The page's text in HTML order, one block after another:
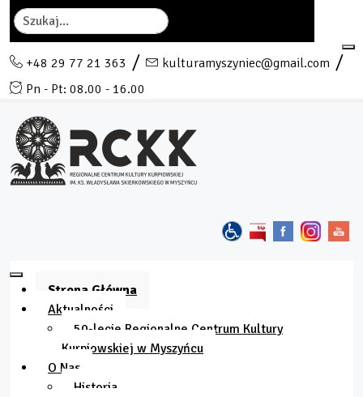
Szukaj
+48 29 77 21 363
kulturamyszyniec@gmail.com
Pn - Pt: 08.00 - 16.00
Strona Główna
Aktualności
50-lecie Regionalne Centrum Kultury
Kurpiowskiej w Myszyńcu
O Nas
Historia